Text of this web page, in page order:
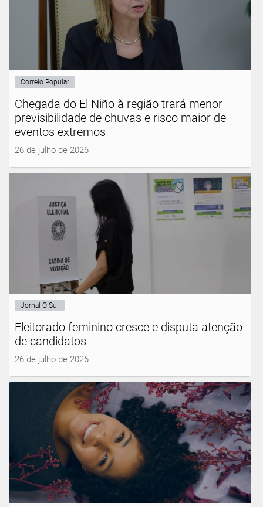
Correio Popular
Chegada do El Niño à região trará menor
previsibilidade de chuvas e risco maior de
eventos extremos
26 de julho de 2026
Jornal O Sul
Eleitorado feminino cresce e disputa atenção
de candidatos
26 de julho de 2026